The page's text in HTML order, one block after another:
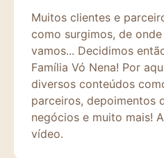
Muitos clientes e
como surgimos, de
vamos... Decidimos
Família Vó Nena! Por
diversos conteúdos
parceiros, depoimentos
negócios e muito mais!
vídeo.